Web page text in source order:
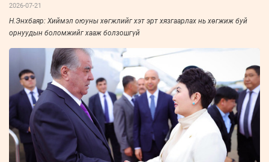
2026-07-21
Н.Энхбаяр: Хиймэл оюуны хөгжлийг хэт эрт хязгаарлах нь хөгжиж буй
орнуудын боломжийг хааж болзошгүй